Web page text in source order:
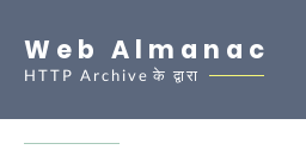
Web Almanac
HTTP Archive के द्वारा